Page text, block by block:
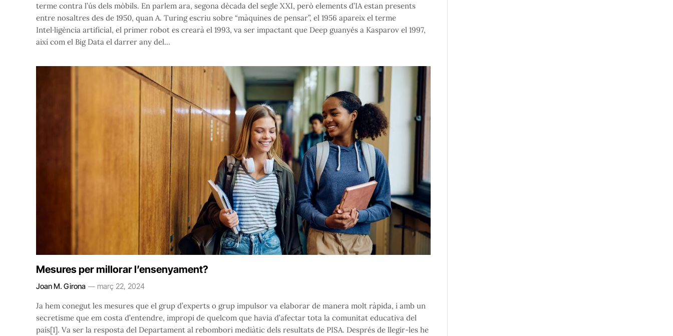
terme contra l’ús dels mòbils. En parlem ara, segona dècada del segle XXI, però elements d’IA estan presents
entre nosaltres des de 1950, quan A. Turing escriu sobre “màquines de pensar”, el 1956 apareix el terme
Intel·ligència artificial, el primer robot es crearà el 1993, va ser impactant que Deep guanyés a Kasparov el 1997,
així com el Big Data el darrer any del…
Mesures per millorar l’ensenyament?
Joan M. Girona març 22, 2024
Ja hem conegut les mesures que el grup d’experts o grup impulsor va elaborar de manera molt ràpida, i amb un
secretisme que em costa d’entendre, impropi de quelcom que havia d’afectar tota la comunitat educativa del
país[1]. Va ser la resposta del Departament al rebombori mediàtic dels resultats de PISA. Després de llegir-les he